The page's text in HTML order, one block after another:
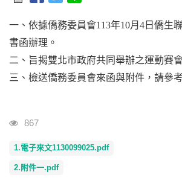
一、依據僑務委員會113年10月4日僑生
書函辦理。
二、旨揭雙北市政府共同舉辦之運動賽
三、檢送僑務委員會來函與附件，請參
瀏覽人次
867
1.電子來文1130099025.pdf
2.附件一.pdf